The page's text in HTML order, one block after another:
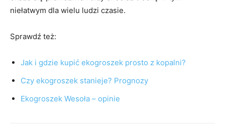
niełatwym dla wielu ludzi czasie.
Sprawdź też:
Jak i gdzie kupić ekogroszek prosto z kopalni?
Czy ekogroszek stanieje? Prognozy
Ekogroszek Wesoła – opinie